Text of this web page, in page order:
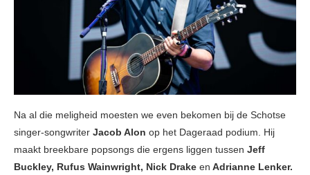
Na al die meligheid moesten we even bekomen bij de Schotse
singer-songwriter Jacob Alon op het Dageraad podium. Hij
maakt breekbare popsongs die ergens liggen tussen Jeff
Buckley, Rufus Wainwright, Nick Drake en Adrianne Lenker.